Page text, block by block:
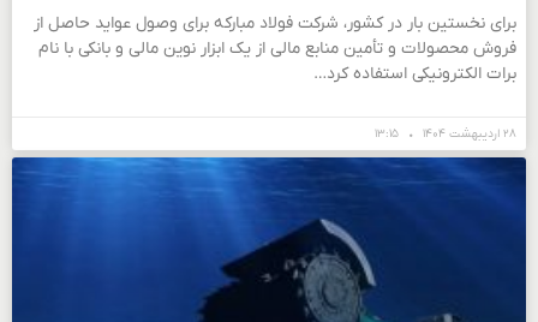
برای نخستین بار در کشور، شرکت فولاد مبارکه برای وصول عواید حاصل از
فروش محصولات و تأمین منابع مالی از یک ابزار نوین مالی و بانکی با نام
برات الکترونیکی استفاده کرد…
۲۸ اردیبهشت ۱۴۰۴